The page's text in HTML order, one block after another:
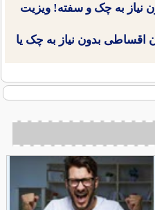
نیاز به چک و سفته! ویزیت
اقساطی بدون نیاز به چک یا